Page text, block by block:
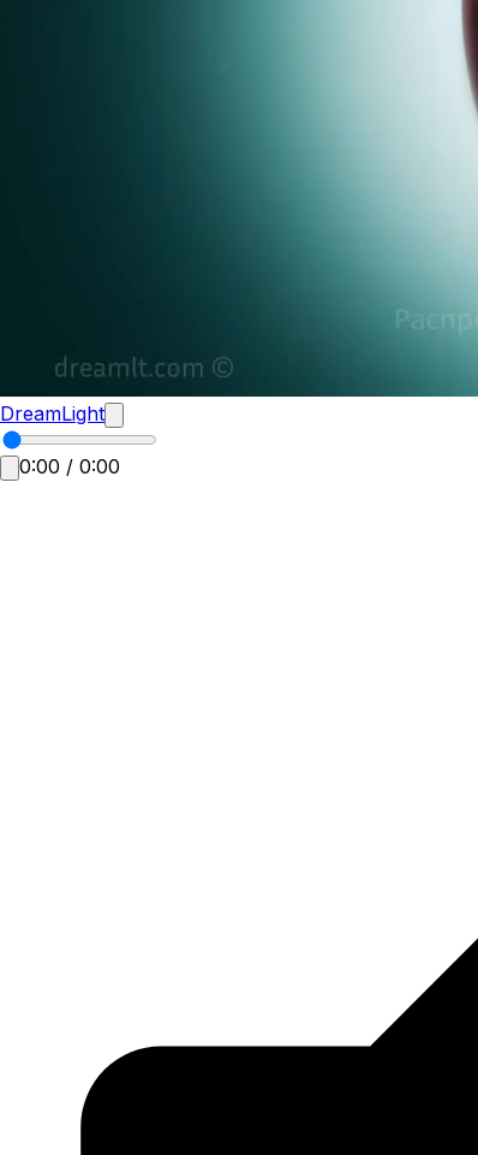
DreamLight
0:00 / 0:00